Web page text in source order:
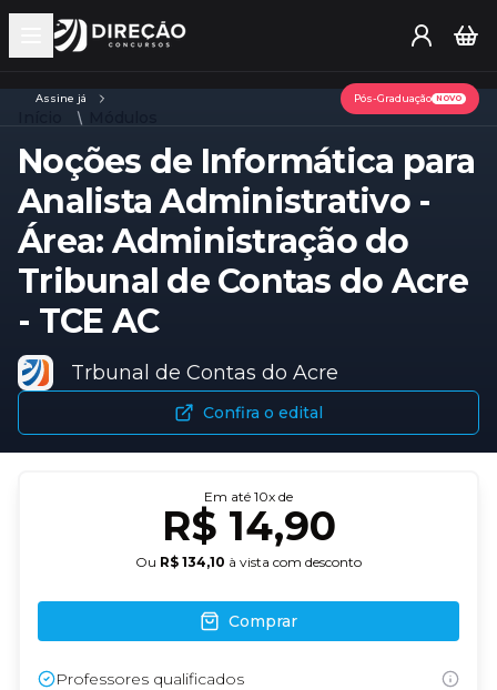
Open main menu
Assine já Pós-Graduação NOVO
Noções de Informática para
Analista Administrativo -
Área: Administração do
Tribunal de Contas do Acre
- TCE AC
Trbunal de Contas do Acre
Confira o edital
Em até 10x de
R$ 14,90
Ou R$ 134,10 à vista com desconto
Comprar
Professores qualificados